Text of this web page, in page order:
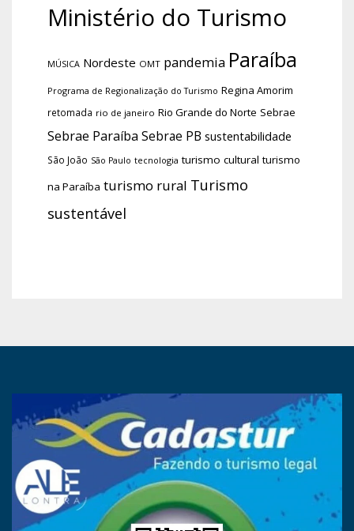
Ministério do Turismo
MÚSICA Nordeste OMT pandemia Paraíba
Programa de Regionalização do Turismo Regina Amorim
retomada rio de janeiro Rio Grande do Norte Sebrae
Sebrae Paraíba Sebrae PB sustentabilidade
São João São Paulo tecnologia turismo cultural turismo
na Paraíba turismo rural Turismo
sustentável